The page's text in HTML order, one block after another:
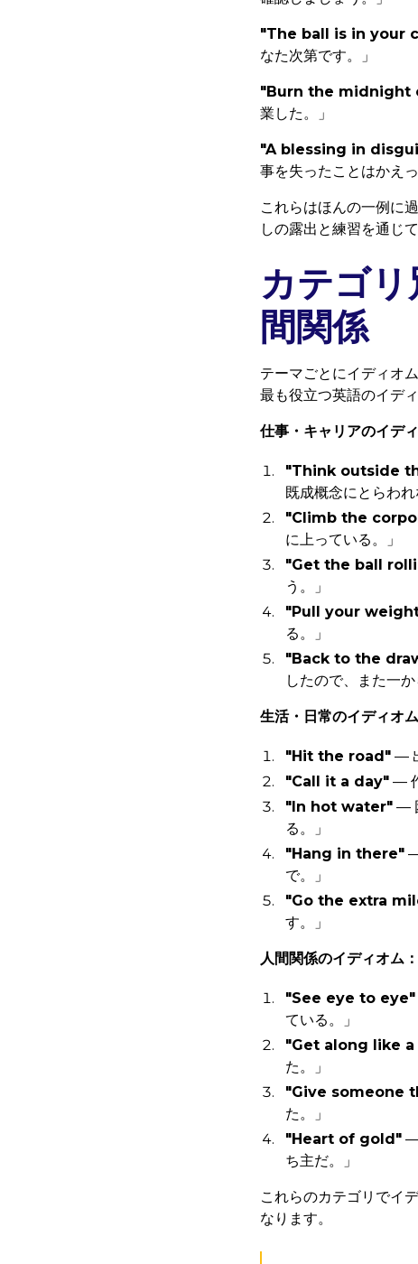
"The ball is in your
なた次第です。」
"Burn the midnight
業した。」
"A blessing in
事を失ったことはかえ
これらはほんの一例に
しの露出と練習を通じ
カテゴ
間関係
テーマごとにイディオ
最も役立つ英語のイデ
仕事・キャリアのイデ
"Think outside
既成概念にとらわ
"Climb the
に上っている。」
"Get the ball
う。」
"Pull your
る。」
"Back to the
したので、また一か
生活・日常のイディオム
"Hit the road" —
"Call it a day" —
"In hot water" —
る。」
"Hang in there"
で。」
"Go the extra
す。」
人間関係のイディオム：
"See eye to eye"
ている。」
"Get along like
た。」
"Give someone
た。」
"Heart of gold" —
ち主だ。」
これらのカテゴリでイ
なります。